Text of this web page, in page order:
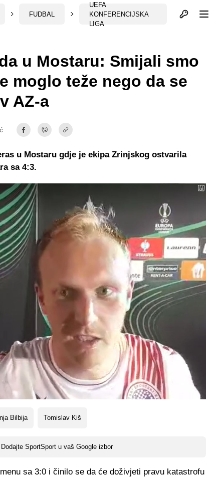
FUDBAL
UEFA
KONFERENCIJSKA
LIGA
Otvori profil
u Mostaru: Smijali smo
moglo teže nego da se
AZ-a
Bilbija Tomislav Kiš
Dodajte SportSport u vaš Google izbor
u Mostaru gdje je ekipa Zrinjskog ostvarila
sa 4:3.
sa 3:0 i činilo se da će doživjeti pravu katastrofu